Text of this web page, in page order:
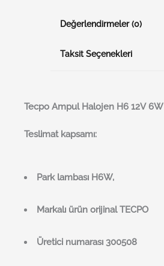
Değerlendirmeler (0)
Taksit Seçenekleri
Tecpo Ampul Halojen H6 12V 6W
Teslimat kapsamı:
Park lambası H6W,
Markalı ürün orijinal TECPO
Üretici numarası 300508